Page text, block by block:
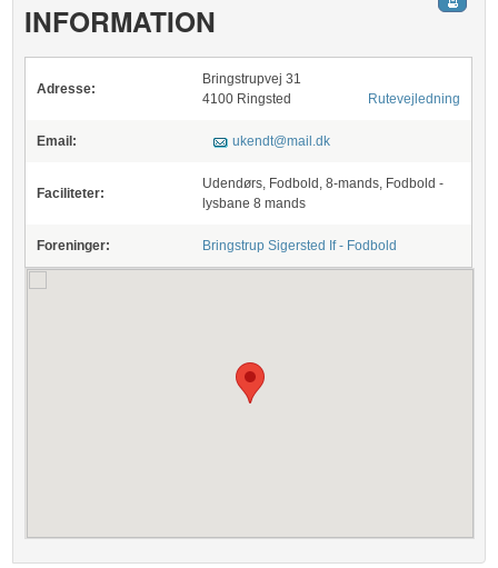
INFORMATION
Adresse:
Bringstrupvej 31
4100 Ringsted
Rutevejledning
Email: ukendt@mail.dk
Faciliteter:
Udendørs, Fodbold, 8-mands, Fodbold -
lysbane 8 mands
Foreninger: Bringstrup Sigersted If - Fodbold